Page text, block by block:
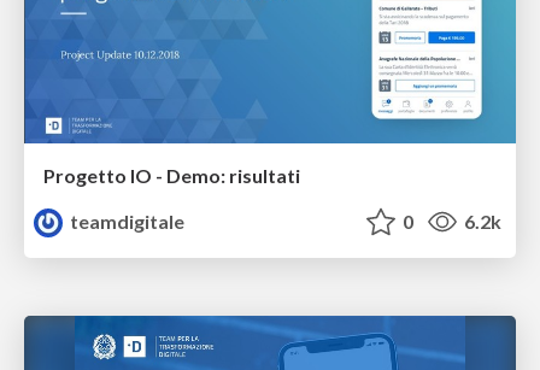
Progetto IO - Demo: risultati
teamdigitale
0 6.2k